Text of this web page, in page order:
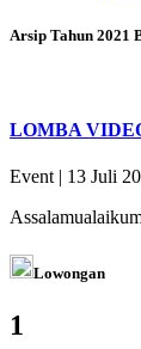
Arsip Tahun 2021
LOMBA
Event | 13 Juli
Lowongan
1